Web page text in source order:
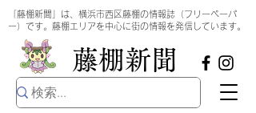
​藤棚新聞
「藤棚新聞」は、横浜市西区藤棚の情報誌（フリーペーパ
ー）です。藤棚エリアを中心に街の情報を発信しています。